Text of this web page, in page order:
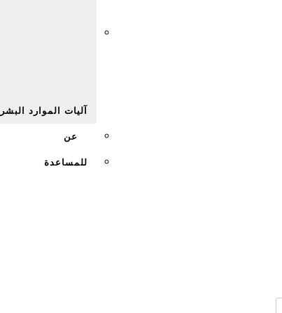
آليات الموارد
عن
للمساعدة